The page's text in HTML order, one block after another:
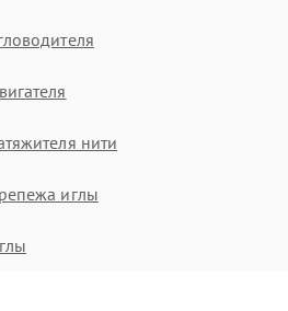
нити
иглы